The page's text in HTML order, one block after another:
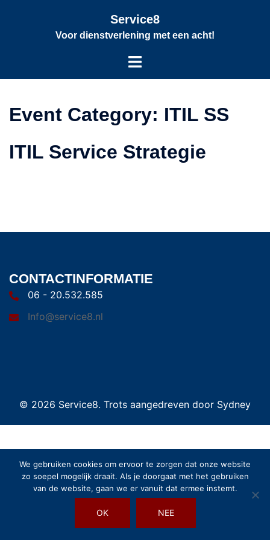
Service8
Voor dienstverlening met een acht!
Event Category: ITIL SS
ITIL Service Strategie
CONTACTINFORMATIE
06 - 20.532.585
Info@service8.nl
© 2026 Service8. Trots aangedreven door Sydney
We gebruiken cookies om ervoor te zorgen dat onze website
zo soepel mogelijk draait. Als je doorgaat met het gebruiken
van de website, gaan we er vanuit dat ermee instemt.
OK NEE